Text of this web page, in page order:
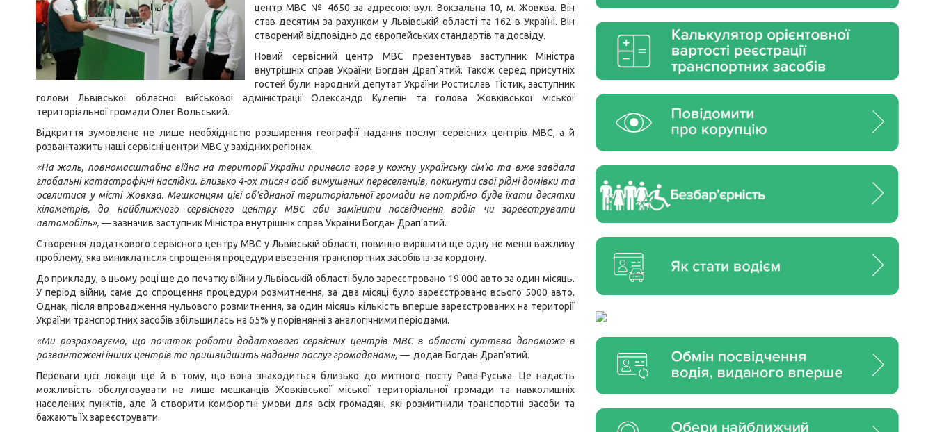
центр МВС № 4650 за адресою: вул. Вокзальна 10, м. Жовква. Він
став десятим за рахунком у Львівській області та 162 в Україні. Він
створений відповідно до європейських стандартів та досвіду.
Новий сервісний центр МВС презентував заступник Міністра
внутрішніх справ України Богдан Драп`ятий. Також серед присутніх
гостей були народний депутат України Ростислав Тістик, заступник
голови Львівської обласної військової адміністрації Олександр Кулепін та голова Жовківської міської
територіальної громади Олег Вольський.
Відкриття зумовлене не лише необхідністю розширення географії надання послуг сервісних центрів МВС, а й
розвантажить наші сервісні центри МВС у західних регіонах.
«На жаль, повномасштабна війна на території України принесла горе у кожну українську сім’ю та вже завдала
глобальні катастрофічні наслідки. Близько 4-ох тисяч осіб вимушених переселенців, покинути свої рідні домівки та
оселитися у місті Жовква. Мешканцям цієї об’єднаної територіальної громади не потрібно буде їхати десятки
кілометрів, до найближчого сервісного центру МВС аби замінити посвідчення водія чи зареєструвати
автомобіль», —зазначив заступник Міністра внутрішніх справ України Богдан Драп’ятий.
Створення додаткового сервісного центру МВС у Львівській області, повинно вирішити ще одну не менш важливу
проблему, яка виникла після спрощення процедури ввезення транспортних засобів із-за кордону.
До прикладу, в цьому році ще до початку війни у Львівській області було зареєстровано 19 000 авто за один місяць.
У період війни, саме до спрощення процедури розмитнення, за два місяці було зареєстровано всього 5000 авто.
Однак, після впровадження нульового розмитнення, за один місяць кількість вперше зареєстрованих на території
України транспортних засобів збільшилась на 65% у порівнянні з аналогічними періодами.
«Ми розраховуємо, що початок роботи додаткового сервісних центрів МВС в області суттєво допоможе в
розвантажені інших центрів та пришвидшить надання послуг громадянам», — додав Богдан Драп’ятий.
Переваги цієї локації ще й в тому, що вона знаходиться близько до митного посту Рава-Руська. Це надасть
можливість обслуговувати не лише мешканців Жовківської міської територіальної громади та навколишніх
населених пунктів, але й створити комфортні умови для всіх громадян, які розмитнили транспортні засоби та
бажають їх зареєструвати.